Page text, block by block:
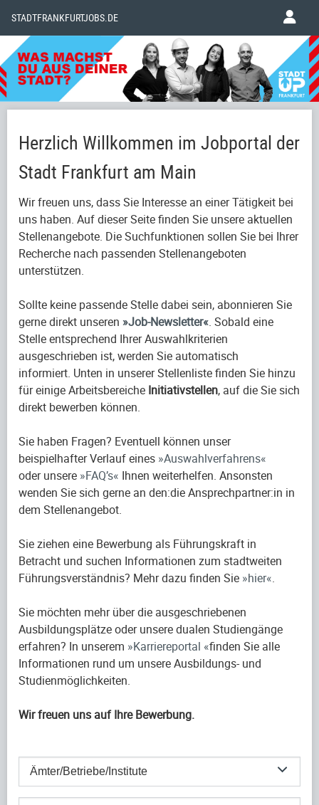
STADTFRANKFURTJOBS.DE
Herzlich Willkommen im Jobportal der
Stadt Frankfurt am Main
Wir freuen uns, dass Sie Interesse an einer Tätigkeit bei
uns haben. Auf dieser Seite finden Sie unsere aktuellen
Stellenangebote. Die Suchfunktionen sollen Sie bei Ihrer
Recherche nach passenden Stellenangeboten
unterstützen.
Sollte keine passende Stelle dabei sein, abonnieren Sie
gerne direkt unseren Job-Newsletter . Sobald eine
Stelle entsprechend Ihrer Auswahlkriterien
ausgeschrieben ist, werden Sie automatisch
informiert. Unten in unserer Stellenliste finden Sie hinzu
für einige Arbeitsbereiche Initiativstellen, auf die Sie sich
direkt bewerben können.
Sie haben Fragen? Eventuell können unser
beispielhafter Verlauf eines Auswahlverfahrens
oder unsere FAQ’s Ihnen weiterhelfen. Ansonsten
wenden Sie sich gerne an den:die Ansprechpartner:in in
dem Stellenangebot.
Sie ziehen eine Bewerbung als Führungskraft in
Betracht und suchen Informationen zum stadtweiten
Führungsverständnis? Mehr dazu finden Sie hier .
Sie möchten mehr über die ausgeschriebenen
Ausbildungsplätze oder unsere dualen Studiengänge
erfahren? In unserem
Karriereportal finden Sie alle
Informationen rund um unsere Ausbildungs- und
Studienmöglichkeiten.
Wir freuen uns auf Ihre Bewerbung.
Ämter/Betriebe/Institute